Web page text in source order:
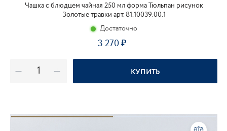
Чашка с блюдцем чайная 250 мл форма Тюльпан рисунок
Золотые травки арт. 81.10039.00.1
Достаточно
3 270
КУПИТЬ